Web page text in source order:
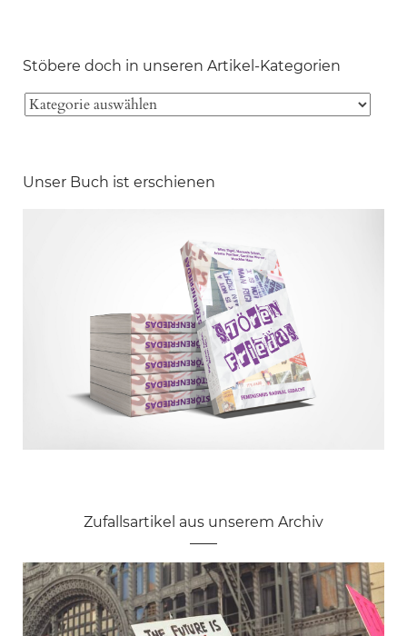
Stöbere doch in unseren Artikel-Kategorien
Unser Buch ist erschienen
Zufallsartikel aus unserem Archiv
Lila statt Rosa: Was an Pinkstinks nicht
reicht